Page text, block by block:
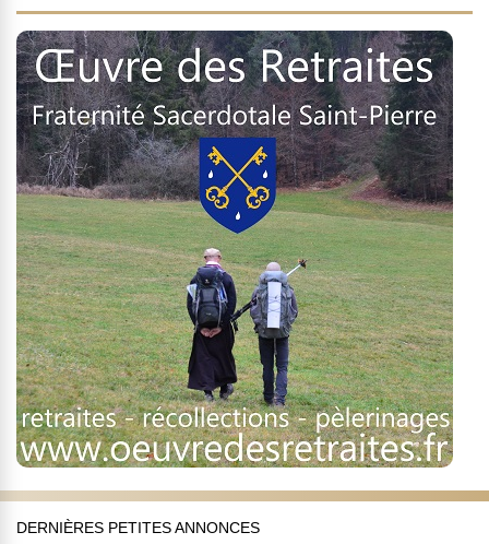
DERNIÈRES PETITES ANNONCES